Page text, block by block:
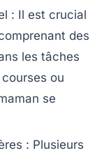
: Il est crucial
des
les tâches
ou
se
: Plusieurs